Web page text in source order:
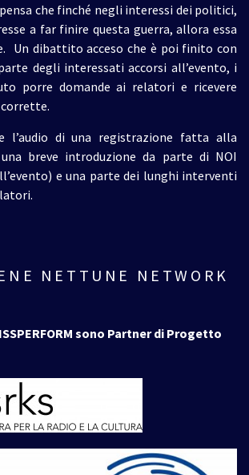
che finché negli interessi dei politici,
a far finire questa guerra, allora essa
Un dibattito acceso che è poi finito con
degli interessati accorsi all’evento, i
porre domande ai relatori e ricevere
l’audio di una registrazione fatta alla
breve introduzione da parte di NOI
e una parte dei lunghi interventi
NETTUNE NETWORK
sono Partner di Progetto